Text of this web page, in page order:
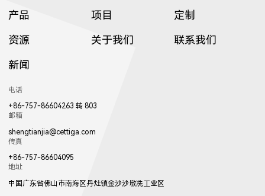
C1501LED
产品 项目
定制
资源
关于我们
联系我们
新闻
电话
+86-757-86604263 转 803
邮箱
shengtianjia@cettiga.com
传真
+86-757-86604095
地址
中国广东省佛山市南海区丹灶镇金沙沙墩冼工业区